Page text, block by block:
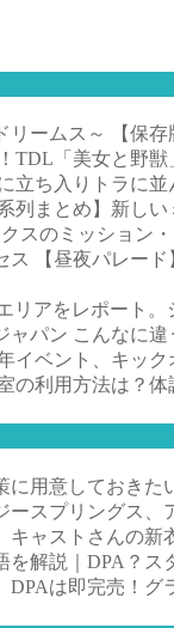
【保
TDL「美女と野獣
立ち入りトラに
列まとめ】新し
スのミッション
【昼夜パレー
リアをレポート
こんなに違
イベント、キッ
の利用方法は？
に用意しておきた
ースプリングス
キャストさんの
を解説｜DPA？
DPAは即完売！グ